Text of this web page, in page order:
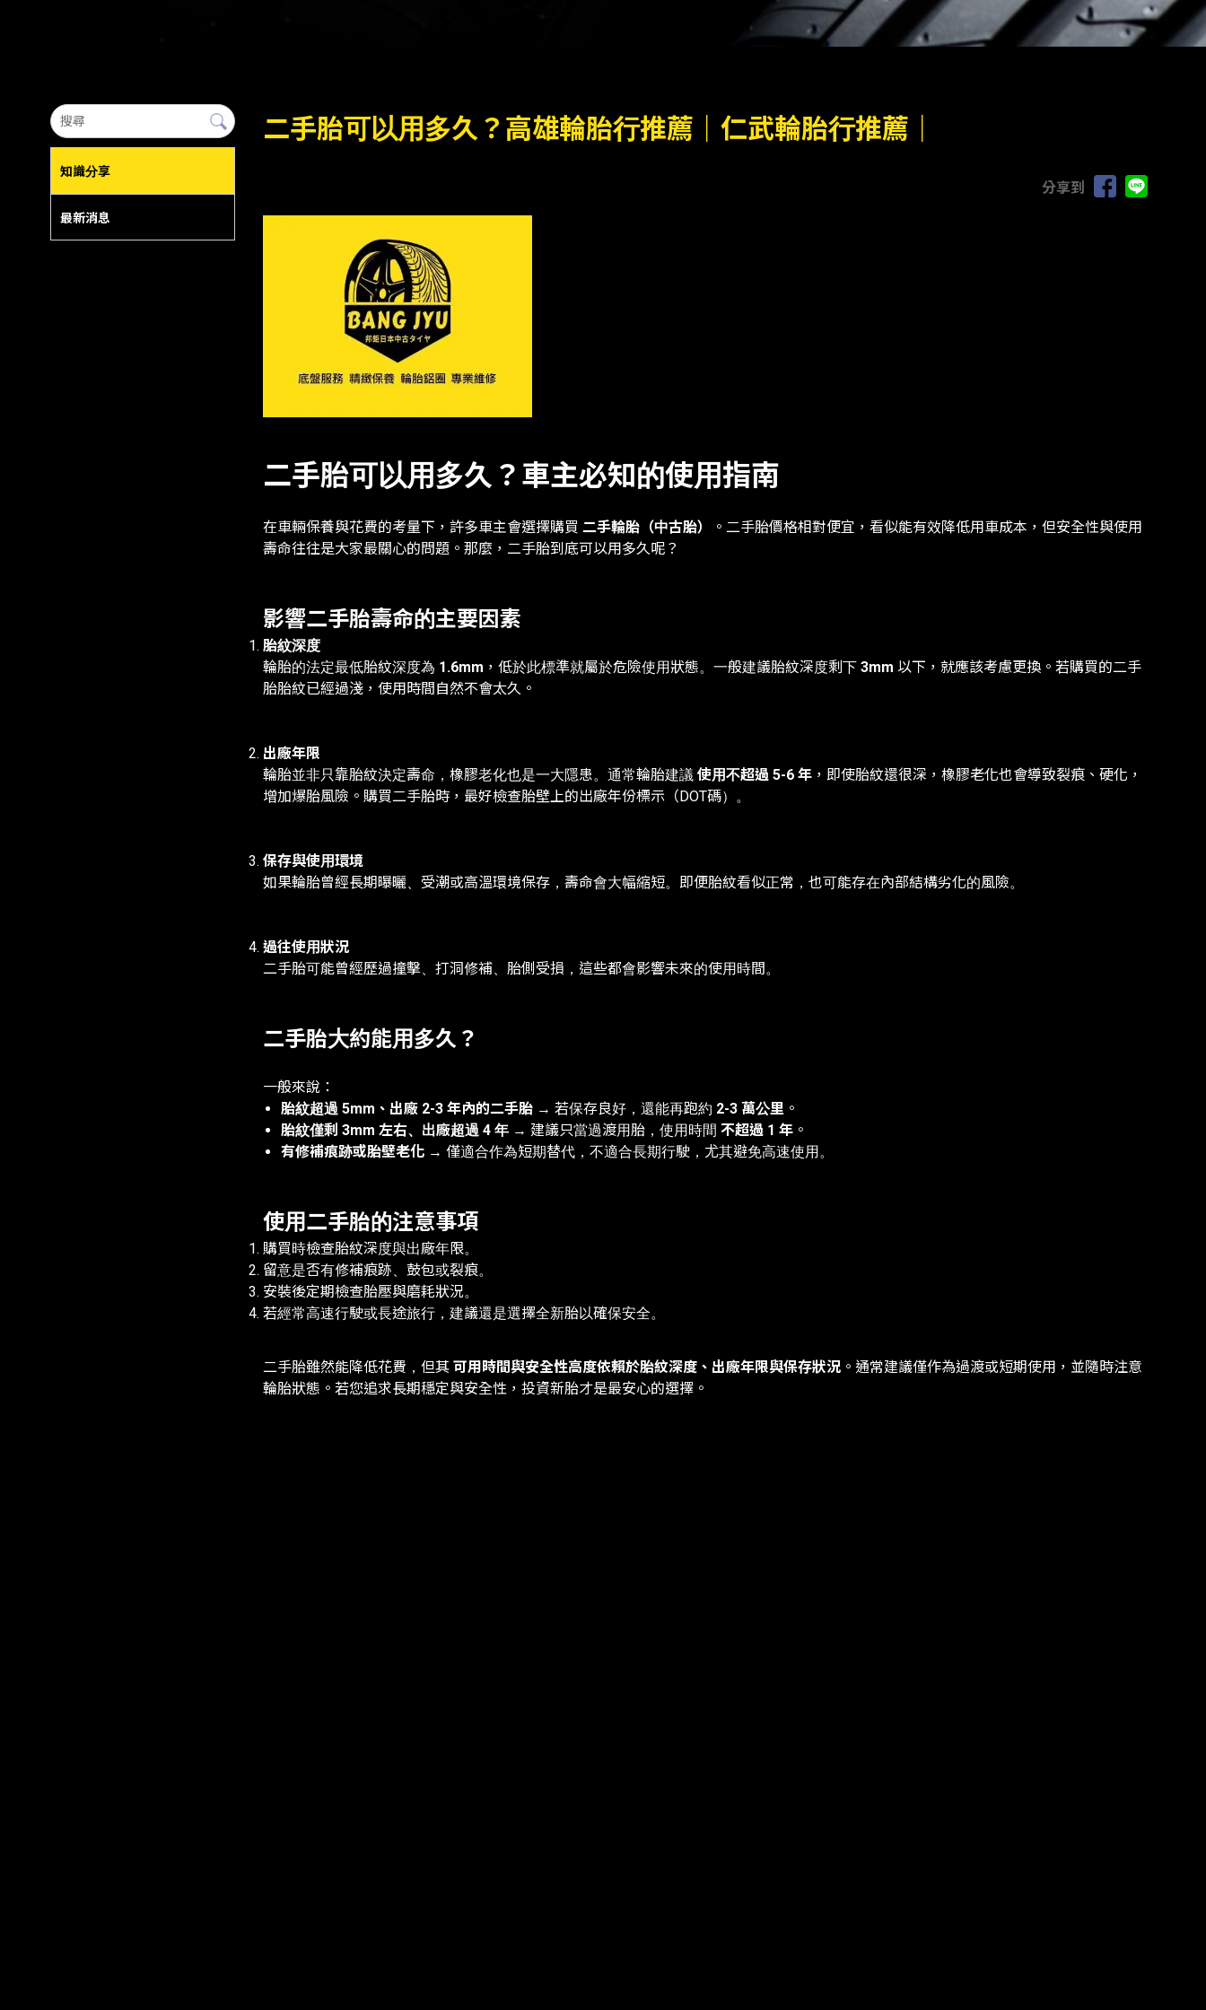
知識分享
最新消息
二手胎可以用多久？高雄輪胎行推薦｜仁武輪胎行推薦｜
分享到
二手胎可以用多久？車主必知的使用指南
在車輛保養與花費的考量下，許多車主會選擇購買 二手輪胎（中古胎）
。二手胎價格相對便宜，看似能有效降低用車成本，但安全性與使用
壽命往往是大家最關心的問題。那麼，二手胎到底可以用多久呢？
影響二手胎壽命的主要因素
胎紋深度
輪胎的法定最低胎紋深度為 1.6mm ，低於此標準就屬於危險使用狀態。一般建議胎紋深度剩下 3mm 以下，就應該考慮更換。若購買的二手
胎胎紋已經過淺，使用時間自然不會太久。
出廠年限
輪胎並非只靠胎紋決定壽命，橡膠老化也是一大隱患。通常輪胎建議 使用不超過 5-6 年 ，即使胎紋還很深，橡膠老化也會導致裂痕、硬化，
增加爆胎風險。購買二手胎時，最好檢查胎壁上的出廠年份標示（DOT碼）。
保存與使用環境
如果輪胎曾經長期曝曬、受潮或高溫環境保存，壽命會大幅縮短。即便胎紋看似正常，也可能存在內部結構劣化的風險。
過往使用狀況
二手胎可能曾經歷過撞擊、打洞修補、胎側受損，這些都會影響未來的使用時間。
二手胎大約能用多久？
一般來說：
胎紋超過 5mm、出廠 2-3 年內的二手胎 → 若保存良好，還能再跑約 2-3 萬公里 。
胎紋僅剩 3mm 左右、出廠超過 4 年 → 建議只當過渡用胎，使用時間 不超過 1 年 。
有修補痕跡或胎壁老化 → 僅適合作為短期替代，不適合長期行駛，尤其避免高速使用。
使用二手胎的注意事項
購買時檢查胎紋深度與出廠年限。
留意是否有修補痕跡、鼓包或裂痕。
安裝後定期檢查胎壓與磨耗狀況。
若經常高速行駛或長途旅行，建議還是選擇全新胎以確保安全。
二手胎雖然能降低花費，但其 可用時間與安全性高度依賴於胎紋深度、出廠年限與保存狀況 。通常建議僅作為過渡或短期使用，並隨時注意
輪胎狀態。若您追求長期穩定與安全性，投資新胎才是最安心的選擇。